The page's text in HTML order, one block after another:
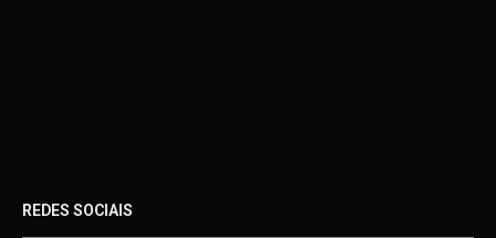
REDES SOCIAIS